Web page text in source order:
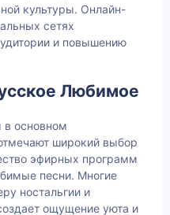
культуры. Онлайн-
сетях
и повышению
Любимое
основном
широкий выбор
эфирных программ
песни. Многие
ностальгии и
ощущение уюта и